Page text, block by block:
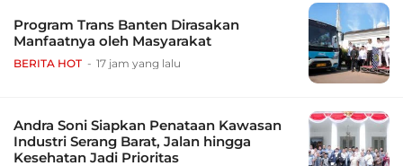
Program Trans Banten Dirasakan
Manfaatnya oleh Masyarakat
BERITA HOT 17 jam yang lalu
Andra Soni Siapkan Penataan Kawasan
Industri Serang Barat, Jalan hingga
Kesehatan Jadi Prioritas